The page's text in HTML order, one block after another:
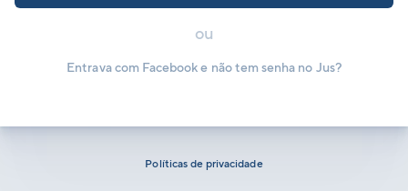
ou
Entrava com Facebook e não tem senha no Jus?
Políticas de privacidade